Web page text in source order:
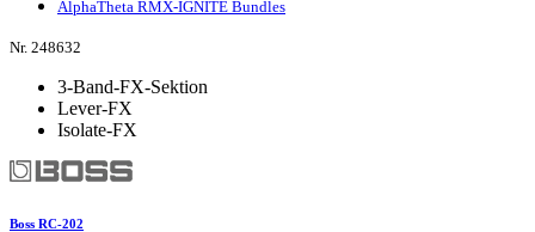
AlphaTheta RMX-IGNITE Bundles
Nr. 248632
3-Band-FX-Sektion
Lever-FX
Isolate-FX
Boss RC-202